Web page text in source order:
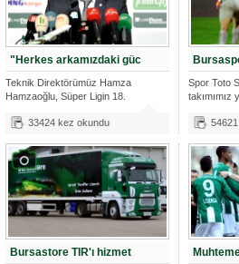
"Herkes arkamızdaki güc
Teknik Direktörümüz Hamza
Hamzaoğlu, Süper Ligin 18.
33424 kez okundu
Spor Toto
Bursastore TIR'ı hizmet